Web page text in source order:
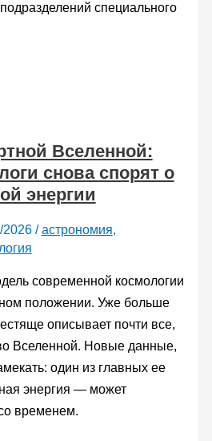
специального
Вселенной:
снова спорят о
энергии
2026 /астрономия,
современной космологии
положении. Уже больше
описывает почти все,
Вселенной. Новые данные,
один из главных ее
энергия — может
временем.